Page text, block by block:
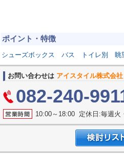
ポイント・特徴
シューズボックス バス トイレ別 眺
お問い合わせは アイスタイル株式会
082-240-
10:00～18:00 定休日:毎週火